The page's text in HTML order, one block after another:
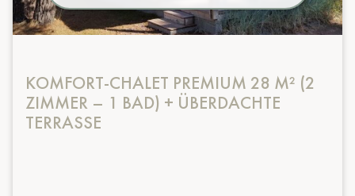
KOMFORT-CHALET PREMIUM 28 M² (2
ZIMMER – 1 BAD) + ÜBERDACHTE
TERRASSE